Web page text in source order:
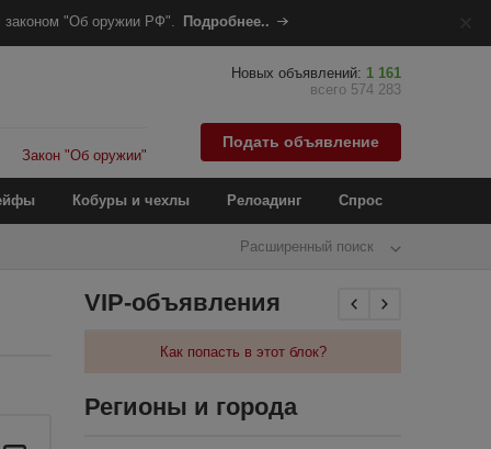
законом "Об оружии РФ". Подробнее..
Закон "Об оружии"
Новых объявлений: 1 161
всего 574 283
Подать объявление
Кобуры и чехлы Релоадинг Спрос
Расширенный поиск
VIP-объявления
Как попасть в этот блок?
Регионы и города